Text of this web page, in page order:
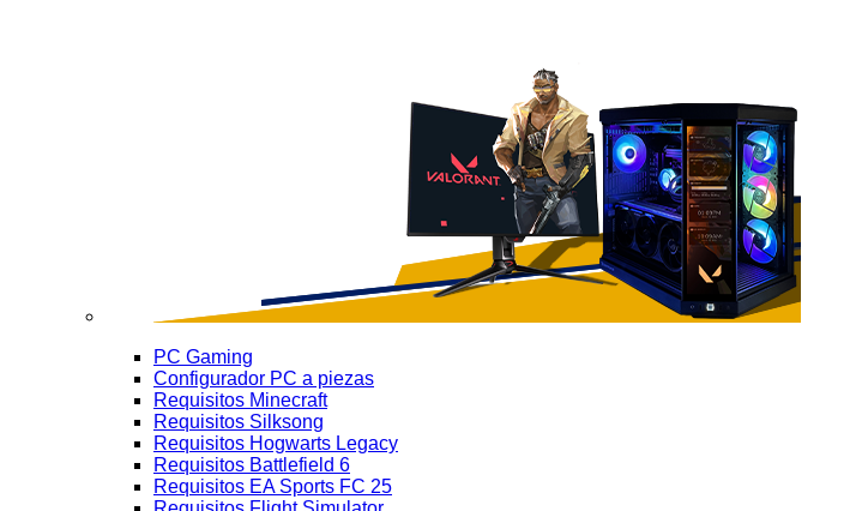
PC Gaming
Configurador PC a piezas
Requisitos Minecraft
Requisitos Silksong
Requisitos Hogwarts Legacy
Requisitos Battlefield 6
Requisitos EA Sports FC 25